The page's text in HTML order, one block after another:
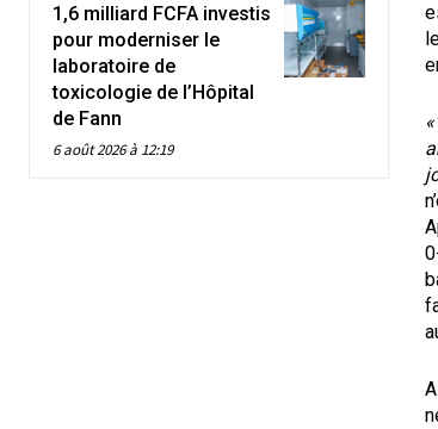
1,6 milliard FCFA investis
pour moderniser le
laboratoire de
toxicologie de l’Hôpital
de Fann
6 août 2026 à 12:19